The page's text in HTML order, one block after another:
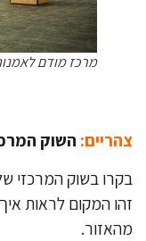
מרכז מודם לאמנות
השוק המרכזי
המקום לראות איך